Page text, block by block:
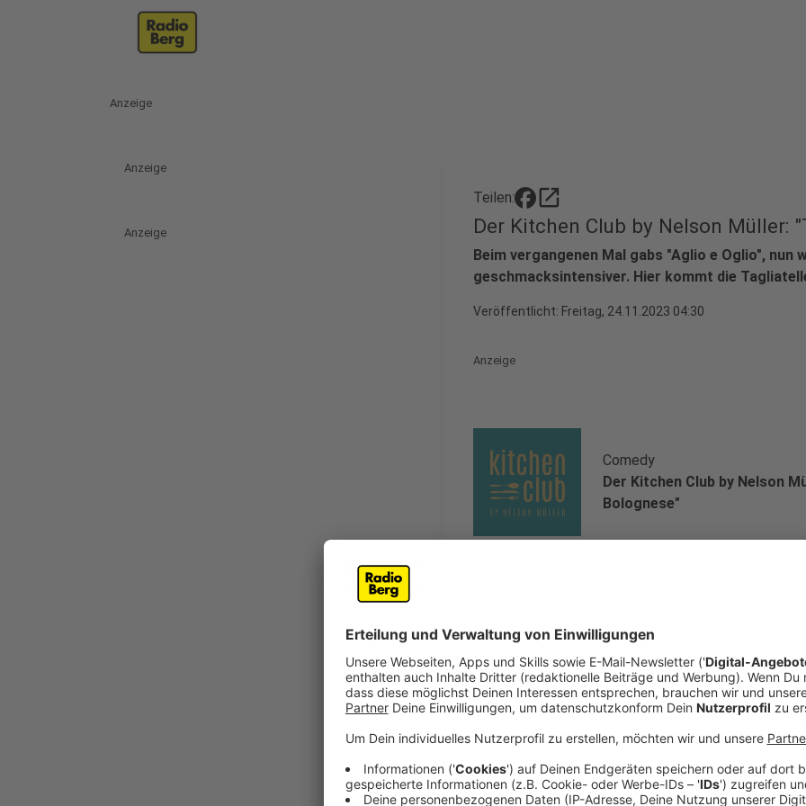
Anzeige
Anzeige
Anzeige
Teilen: open_in_new
Der Kitchen Club by Nelson Müller:
Beim vergangenen Mal gabs "Aglio e Oglio", nun
geschmacksintensiver. Hier kommt die
Veröffentlicht: Freitag, 24.11.2023 04:30
Anzeige
Comedy
Der Kitchen Club by Nelson
Bolognese"
Das Rezept: "Tagliatelle Bolognese"
Zutaten für die Tagliatelle:
720g De Cecco - Hartweizengrieß - Semola di
80g Weizenmehl Typ 405
8 Eier